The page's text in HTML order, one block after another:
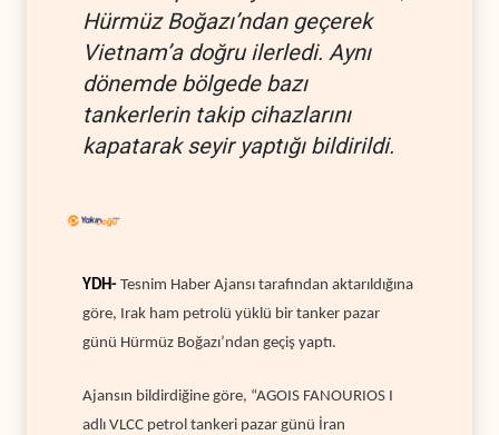
Hürmüz Boğazı’ndan geçerek
Vietnam’a doğru ilerledi. Aynı
dönemde bölgede bazı
tankerlerin takip cihazlarını
kapatarak seyir yaptığı bildirildi.
YDH- Tesnim Haber Ajansı tarafından aktarıldığına
göre, Irak ham petrolü yüklü bir tanker pazar
günü Hürmüz Boğazı’ndan geçiş yaptı.
Ajansın bildirdiğine göre, “AGOIS FANOURIOS I
adlı VLCC petrol tankeri pazar günü İran